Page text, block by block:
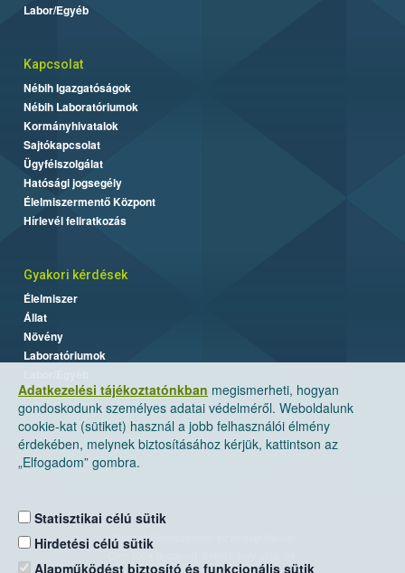
Adatkezelési tájékoztatónkban megismerheti, hogyan
gondoskodunk személyes adatai védelméről. Weboldalunk
cookie-kat (sütiket) használ a jobb felhasználói élmény
érdekében, melynek biztosításához kérjük, kattintson az
„Elfogadom” gombra.
Statisztikai célú sütik
Hirdetési célú sütik
Alapműködést biztosító és funkcionális sütik
Labor/Egyéb
Kapcsolat
Nébih Igazgatóságok
Nébih Laboratóriumok
Kormányhivatalok
Sajtókapcsolat
Ügyfélszolgálat
Hatósági jogsegély
Élelmiszermentő Központ
Hírlevél feliratkozás
Gyakori kérdések
Élelmiszer
Állat
Növény
Laboratóriumok
Nemzeti Élelmiszerlánc-biztonsági Hivatal